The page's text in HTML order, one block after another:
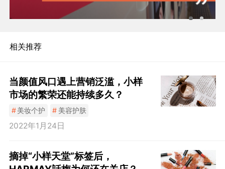
相关推荐
当颜值风口遇上营销泛滥，小样
市场的繁荣还能持续多久？
#美妆个护 # 美容护肤
2022年1月24日
摘掉“小样天堂”标签后，